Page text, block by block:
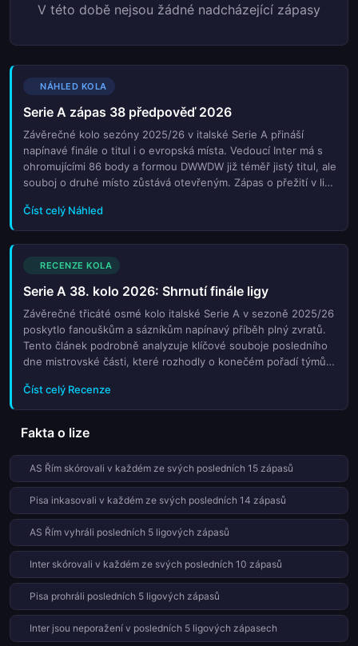
V této době nejsou žádné nadcházející zápasy
NÁHLED KOLA
Serie A zápas 38 předpověď 2026
Závěrečné kolo sezóny 2025/26 v italské Serie A přináší
napínavé finále o titul i o evropská místa. Vedoucí Inter má s
ohromujícími 86 body a formou DWWDW již téměř jistý titul, ale
souboj o druhé místo zůstává otevřeným. Zápas o přežití v lize
článku naleznete podrobné předpovědi pro všech deset
zápasů třicátého osmého kola. Analyzujeme aktuální formu
týmů, zranění klíčových hráčů a statistiky vzájemných
střetnutí. Dozvíte se, které týmy potřebují bodovat k zajištění
místa v Lize mistrů nebo Evropské lize. Poskytujeme také tipy
na sázky a očekávaná složení sestav. Nechte se inspirovat
našimi expertními pohledy na to, jak může vypadat závěr jedné
z nejnapínavějších sezon v nedávné historii italského fotbalu.
Sledujte všechny důležité informace a připravte se na velkou
premiéru poslední kola.
Číst celý Náhled
RECENZE KOLA
Serie A 38. kolo 2026: Shrnutí finále ligy
Závěrečné třicáté osmé kolo italské Serie A v sezoně 2025/26
poskytlo fanouškům a sázníkům napínavý příběh plný zvratů.
Tento článek podrobně analyzuje klíčové souboje posledního
dne mistrovské části, které rozhodly o konečém pořadí týmů.
překvapení, která otřásla tradičními pořadím. Pročtěte si
recenzi na nejvýraznější momenty, jako jsou pozdní góly a
rozhodující výkony jednotlivců. Získáte přehled o tom, jaké
týmy si zajistily místo v evropských pohárech a které týmů
čekalo historické záchranu nebo sestup. Naše analýza nabízí
hlubší vhled do taktických řešení trenérů a dopadů posledního
kola na celkovou podobu italského fotbalu pro nadcházející
sezony.
Číst celý Recenze
Fakta o lize
AS Řím skórovali v každém ze svých posledních 15 zápasů
Pisa inkasovali v každém ze svých posledních 14 zápasů
AS Řím vyhráli posledních 5 ligových zápasů
Inter skórovali v každém ze svých posledních 10 zápasů
Pisa prohráli posledních 5 ligových zápasů
Inter jsou neporažení v posledních 5 ligových zápasech